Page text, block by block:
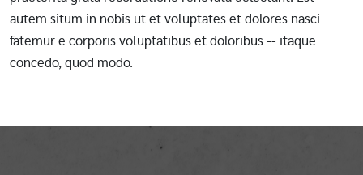
autem situm in nobis ut et voluptates et dolores nasci
fatemur e corporis voluptatibus et doloribus -- itaque
concedo, quod modo.